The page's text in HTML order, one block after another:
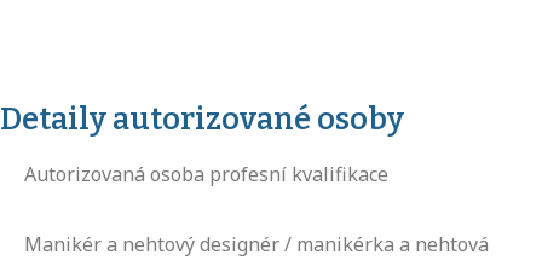
Detaily autorizované osoby
Autorizovaná osoba profesní kvalifikace
Manikér a nehtový designér / manikérka a nehtová